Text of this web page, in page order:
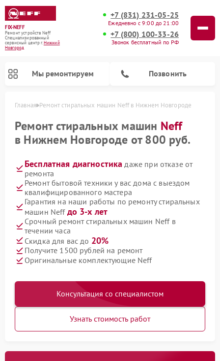
FIX-NEFF
Ремонт устройств Neff
Специализированный
cервисный центр г.Нижний
Новгород
+7 (831) 231-05-25
Ежедневно с 9:00 до 21:00
+7 (800) 100-33-26
Звонок бесплатный по РФ
Мы ремонтируем Позвонить
Главная Ремонт стиральных машин Neff в Нижнем Новгороде
Ремонт стиральных машин Neff
в Нижнем Новгороде от 800 руб.
Бесплатная диагностика даже при отказе от
ремонта
Ремонт бытовой техники у вас дома с выездом
квалифицированного мастера
Гарантия на наши работы по ремонту стиральных
машин Neff до 3-х лет
Срочный ремонт стиральных машин Neff в
течении часа
Скидка для вас до 20%
Получите 1500 рублей на ремонт
Оригинальные комплектующие Neff
Консультация со специалистом
Узнать стоимость работ